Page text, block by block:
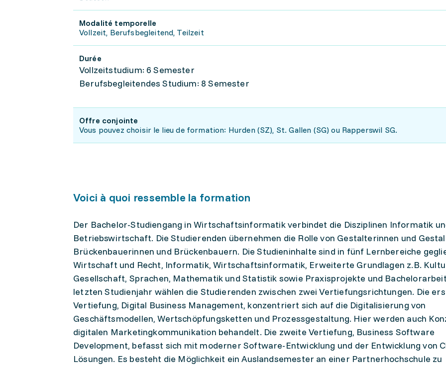
Modalité temporelle
Vollzeit, Berufsbegleitend, Teilzeit
Durée
Vollzeitstudium: 6 Semester
Berufsbegleitendes Studium: 8 Semester
Offre conjointe
Vous pouvez choisir le lieu de formation: Hurden (SZ), St. Gallen (SG) ou Rapperswil SG.
Voici à quoi ressemble la formation
Der Bachelor-Studiengang in Wirtschaftsinformatik verbindet die Disziplinen Informatik
Betriebswirtschaft. Die Studierenden übernehmen die Rolle von Gestalterinnen und
Brückenbauerinnen und Brückenbauern. Die Studieninhalte sind in fünf Lernbereiche
Wirtschaft und Recht, Informatik, Wirtschaftsinformatik, Erweiterte Grundlagen z.B.
Gesellschaft, Sprachen, Mathematik und Statistik sowie Praxisprojekte und
letzten Studienjahr wählen die Studierenden zwischen zwei Vertiefungsrichtungen. Die
Vertiefung, Digital Business Management, konzentriert sich auf die Digitalisierung von
Geschäftsmodellen, Wertschöpfungsketten und Prozessgestaltung. Hier werden auch
digitalen Marketingkommunikation behandelt. Die zweite Vertiefung, Business Software
Development, befasst sich mit moderner Software-Entwicklung und der Entwicklung von
Lösungen. Es besteht die Möglichkeit ein Auslandsemester an einer Partnerhochschule zu